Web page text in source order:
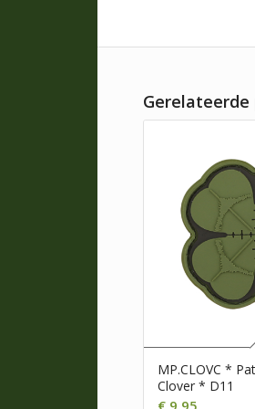
MP.CLOVC *
Clover * D11
€ 9,95